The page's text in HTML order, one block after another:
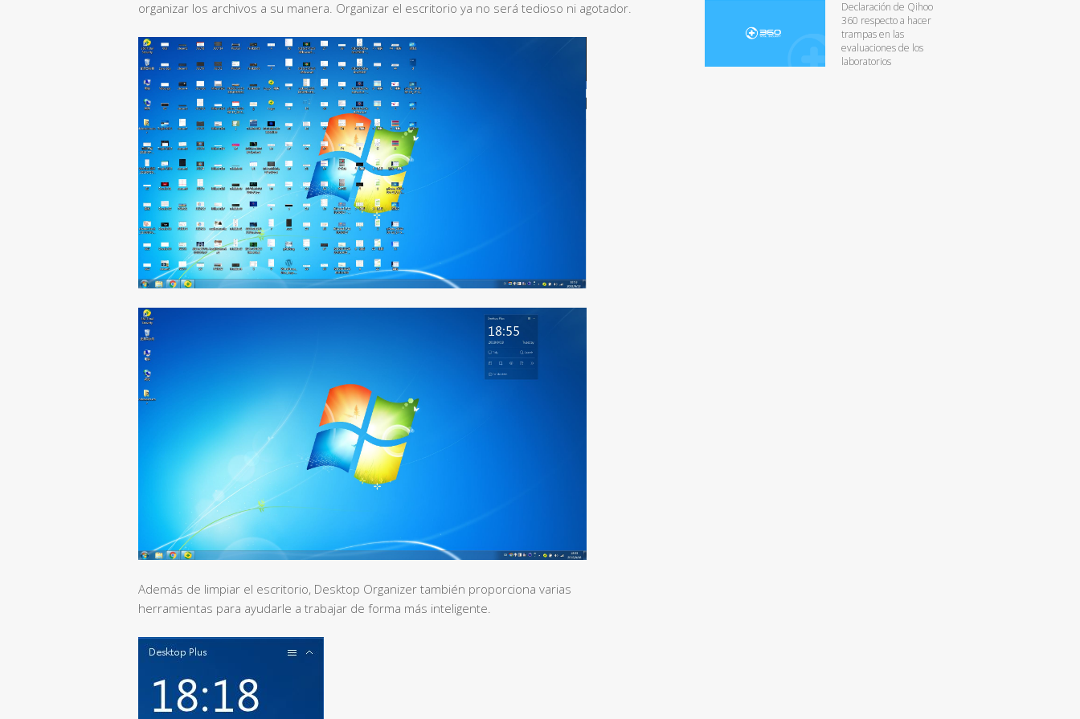
organizar los archivos a su manera. Organizar el escritorio ya no será tedioso ni agotador.
Además de limpiar el escritorio, Desktop Organizer también proporciona varias
herramientas para ayudarle a trabajar de forma más inteligente.
Declaración de Qihoo
360 respecto a hacer
trampas en las
evaluaciones de los
laboratorios